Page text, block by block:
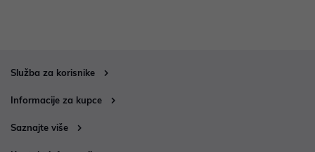
Služba za korisnike
Informacije za kupce
Saznajte više